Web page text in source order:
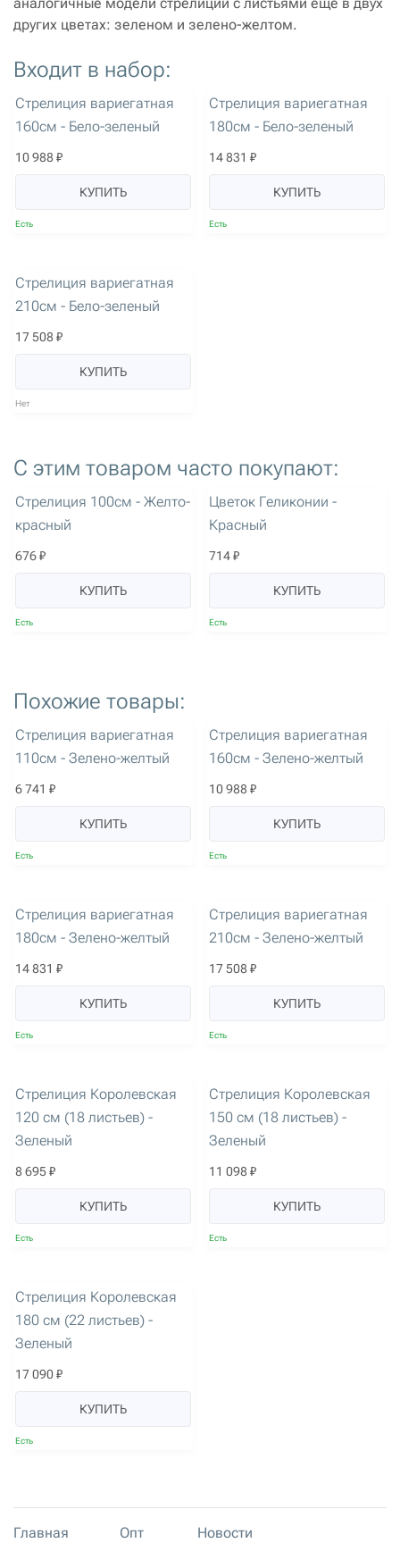
других цветах: зеленом и зелено-желтом.
Входит в набор:
артикул: 2185
Стрелиция вариегатная
160см - Бело-зеленый
10 988 ₽
КУПИТЬ
Есть
Стрелиция вариегатная
180см - Бело-зеленый
14 831 ₽
КУПИТЬ
Есть
Стрелиция вариегатная
210см - Бело-зеленый
17 508 ₽
КУПИТЬ
Нет
С этим товаром часто покупают:
артикул: 1420
Стрелиция 100см - Желто-
красный
676 ₽
КУПИТЬ
Есть
артикул: 2935
Цветок Геликонии -
Красный
714 ₽
КУПИТЬ
Есть
Похожие товары:
артикул: 2167
Стрелиция вариегатная
110см - Зелено-желтый
6 741 ₽
КУПИТЬ
Есть
Стрелиция вариегатная
160см - Зелено-желтый
10 988 ₽
КУПИТЬ
Есть
Стрелиция вариегатная
180см - Зелено-желтый
14 831 ₽
КУПИТЬ
Есть
Стрелиция вариегатная
210см - Зелено-желтый
17 508 ₽
КУПИТЬ
Есть
Стрелиция Королевская
120 см (18 листьев) -
Зеленый
8 695 ₽
КУПИТЬ
Есть
Стрелиция Королевская
150 см (18 листьев) -
Зеленый
11 098 ₽
КУПИТЬ
Есть
Стрелиция Королевская
180 см (22 листьев) -
Зеленый
17 090 ₽
КУПИТЬ
Есть
Главная Опт Новости